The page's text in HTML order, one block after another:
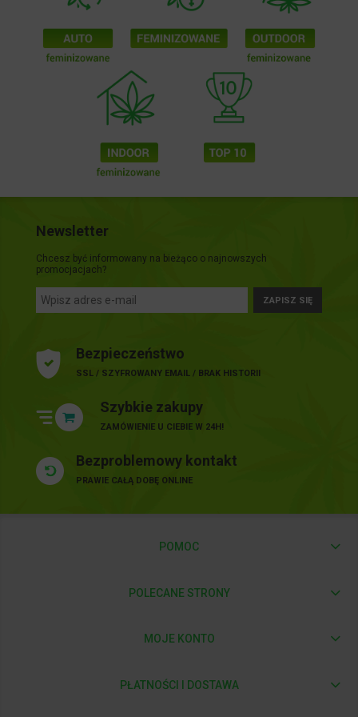
Newsletter
Chcesz być informowany na bieżąco o najnowszych
promocjacjach?
ZAPISZ SIĘ
Bezpieczeństwo
SSL / SZYFROWANY EMAIL / BRAK HISTORII
Szybkie zakupy
ZAMÓWIENIE U CIEBIE W 24H!
Bezproblemowy kontakt
PRAWIE CAŁĄ DOBĘ ONLINE
POMOC
POLECANE STRONY
MOJE KONTO
PŁATNOŚCI I DOSTAWA